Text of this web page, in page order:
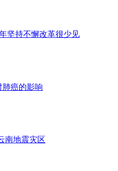
坚持不懈改革很少见
肺癌的影响
南地震灾区